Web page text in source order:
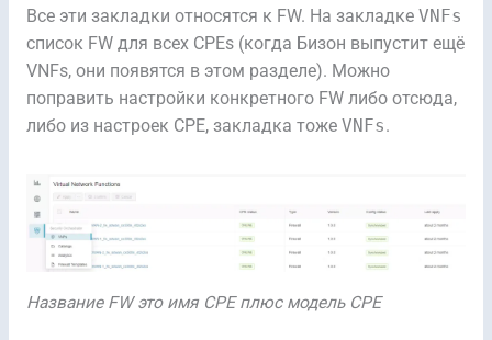
Все эти закладки относятся к FW. На закладке VNFs
список FW для всех CPEs (когда Бизон выпустит ещё
VNFs, они появятся в этом разделе). Можно
поправить настройки конкретного FW либо отсюда,
либо из настроек CPE, закладка тоже VNFs.
Название FW это имя CPE плюс модель CPE